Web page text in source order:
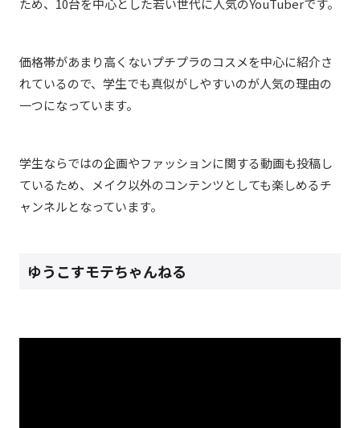
ため、10台を中心とした若い世代に人気のYouTuberです。
価格帯があまり高くないプチプラのコスメを中心に紹介さ
れているので、学生でも真似がしやすいのが人気の理由の
一つになっています。
学生ならではの企画やファッションに関する動画も投稿し
ているため、メイク以外のコンテンツとしても楽しめるチ
ャンネルとなっています。
ゆうこすモテちゃんねる